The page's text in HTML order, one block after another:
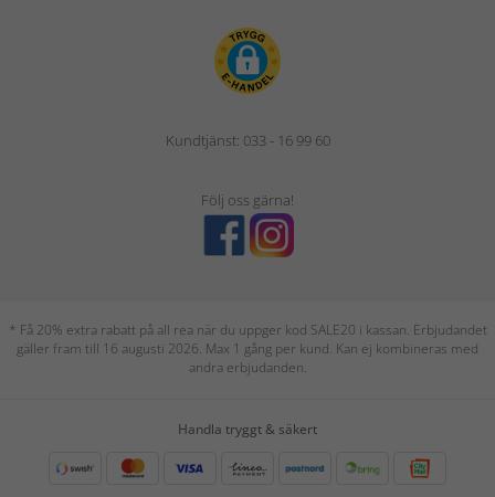
Kundtjänst: 033 - 16 99 60
Följ oss gärna!
* Få 20% extra rabatt på all rea när du uppger kod SALE20 i kassan. Erbjudandet
gäller fram till 16 augusti 2026. Max 1 gång per kund. Kan ej kombineras med
andra erbjudanden.
Handla tryggt & säkert